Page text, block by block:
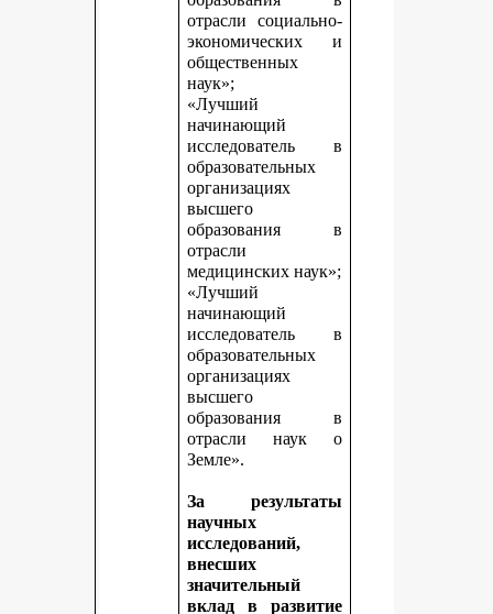
отрасли социально-
экономических и
общественных
наук»;
«Лучший
начинающий
исследователь в
образовательных
организациях
высшего
образования в
отрасли
медицинских наук»;
«Лучший
начинающий
исследователь в
образовательных
организациях
высшего
образования в
отрасли наук о
Земле».
За результаты
научных
исследований,
внесших
значительный
вклад в развитие